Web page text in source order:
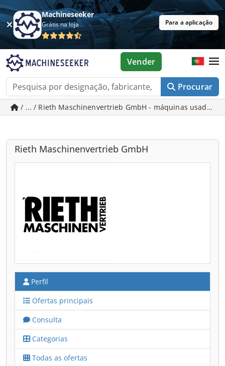
Machineseeker
Grátis na loja Para a aplicação
Procurar
Vender
/ ... / Rieth Maschinenvertrieb GmbH - máquinas usadas
Rieth Maschinenvertrieb GmbH
Perfil
Ofertas principais
Consulta
Categorias
Todas as ofertas